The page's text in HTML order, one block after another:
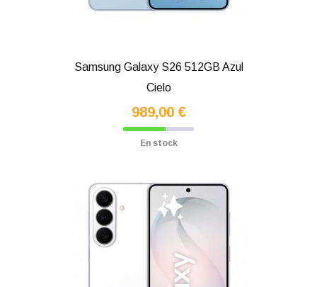
Samsung Galaxy S26 512GB Azul
Cielo
989,00 €
En stock